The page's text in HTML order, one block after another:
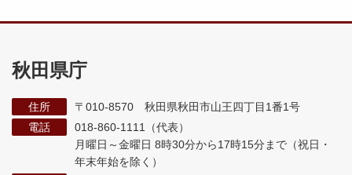
秋田県庁
住所
〒010-8570 秋田県秋田市山王四丁目1番1号
電話
018-860-1111（代表）
月曜日～金曜日 8時30分から17時15分まで （祝日・
年末年始を除く）